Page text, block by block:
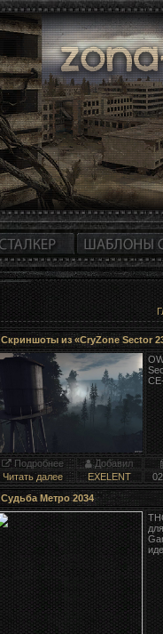
Скриншоты из «CryZone Sector
Подробнее
Добавил
Читать далее
EXELENT
Судьба Метро 2034